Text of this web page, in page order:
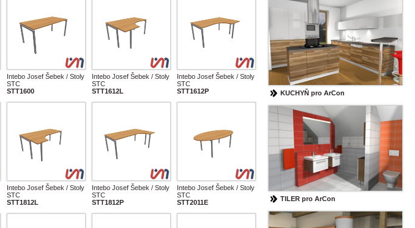
Intebo Josef Šebek / Stoly
STC
STT1600
Intebo Josef Šebek / Stoly
STC
STT1612L
Intebo Josef Šebek / Stoly
STC
STT1612P
Intebo Josef Šebek / Stoly
STC
STT1812L
Intebo Josef Šebek / Stoly
STC
STT1812P
Intebo Josef Šebek / Stoly
STC
STT2011E
KUCHYŇ pro ArCon
TILER pro ArCon